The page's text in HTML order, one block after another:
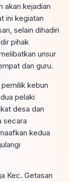
akan kejadian
ini kegiatan
selain dihadiri
pihak
unsur
dan guru.
kebun
pelaki
desa dan
secara
kedua
Kec. Getasan